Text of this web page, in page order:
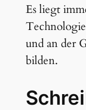
Es liegt
und an der
bilden.